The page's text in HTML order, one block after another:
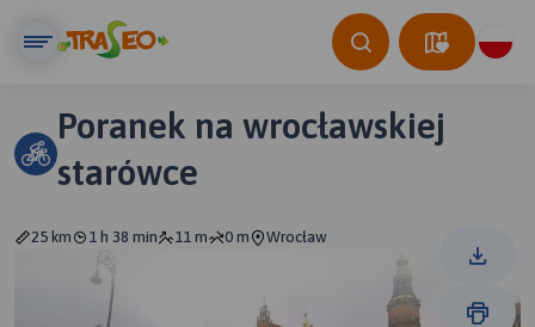
Poranek na wrocławskiej
starówce
25 km 1 h 38 min 11 m 0 m Wrocław